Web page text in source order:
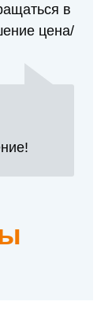
в
цена/